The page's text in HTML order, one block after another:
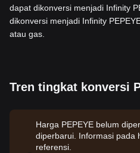
dapat dikonversi menjadi Infinity
dikonversi menjadi Infinity
atau gas.
Tren tingkat konversi
Harga PEPEYE belum
diperbarui. Informasi pada
referensi.